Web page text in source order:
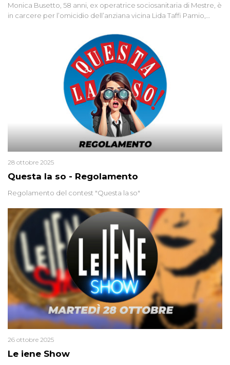
Monica Busetto, 58 anni, ex operatrice sociosanitaria di Mestre, è
in carcere per l’omicidio dell’anziana vicina Lida Taffi Pamio,
minuscola su una collanina, Monica si proclama innocente. Nel
2015 un’altra donna confessa lo stesso delitto, poi ritratta. Due
colpevoli per un solo omicidio: errore giudiziario o giustizia
Questa la so - Regolamento
28 ottobre 2025
Regolamento del contest "Questa la so"
Le iene Show
26 ottobre 2025